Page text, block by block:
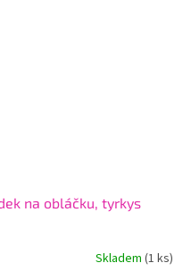
na obláčku, tyrkys
Skladem (1 ks)